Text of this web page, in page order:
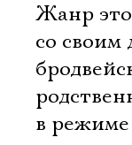
Жанр
со своим
в